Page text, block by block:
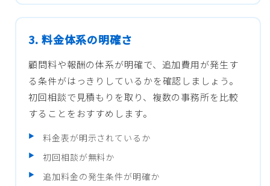
3. 料金体系の明確さ
顧問料や報酬の体系が明確で、追加費用が発生す
る条件がはっきりしているかを確認しましょう。
初回相談で見積もりを取り、複数の事務所を比較
することをおすすめします。
料金表が明示されているか
初回相談が無料か
追加料金の発生条件が明確か